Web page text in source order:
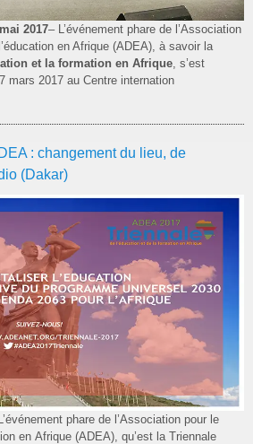
2017– L’événement phare de l’Association
en Afrique (ADEA), à savoir la
et la formation en Afrique , s’est
mars 2017 au Centre internation
: changement du lieu, de
(Dakar)
phare de l’Association pour le
en Afrique (ADEA), qu’est la Triennale